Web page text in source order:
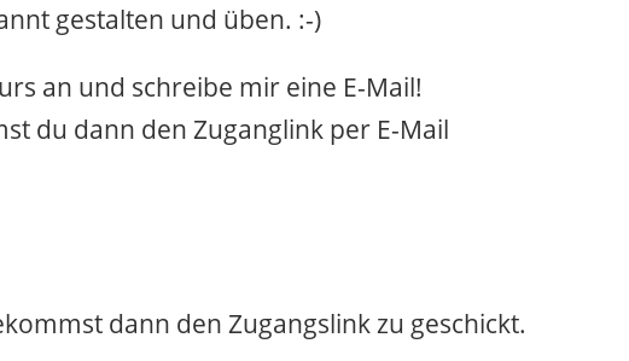
gestalten und üben. :-)
an und schreibe mir eine E-Mail!
du dann den Zuganglink per E-Mail
dann den Zugangslink zu geschickt.